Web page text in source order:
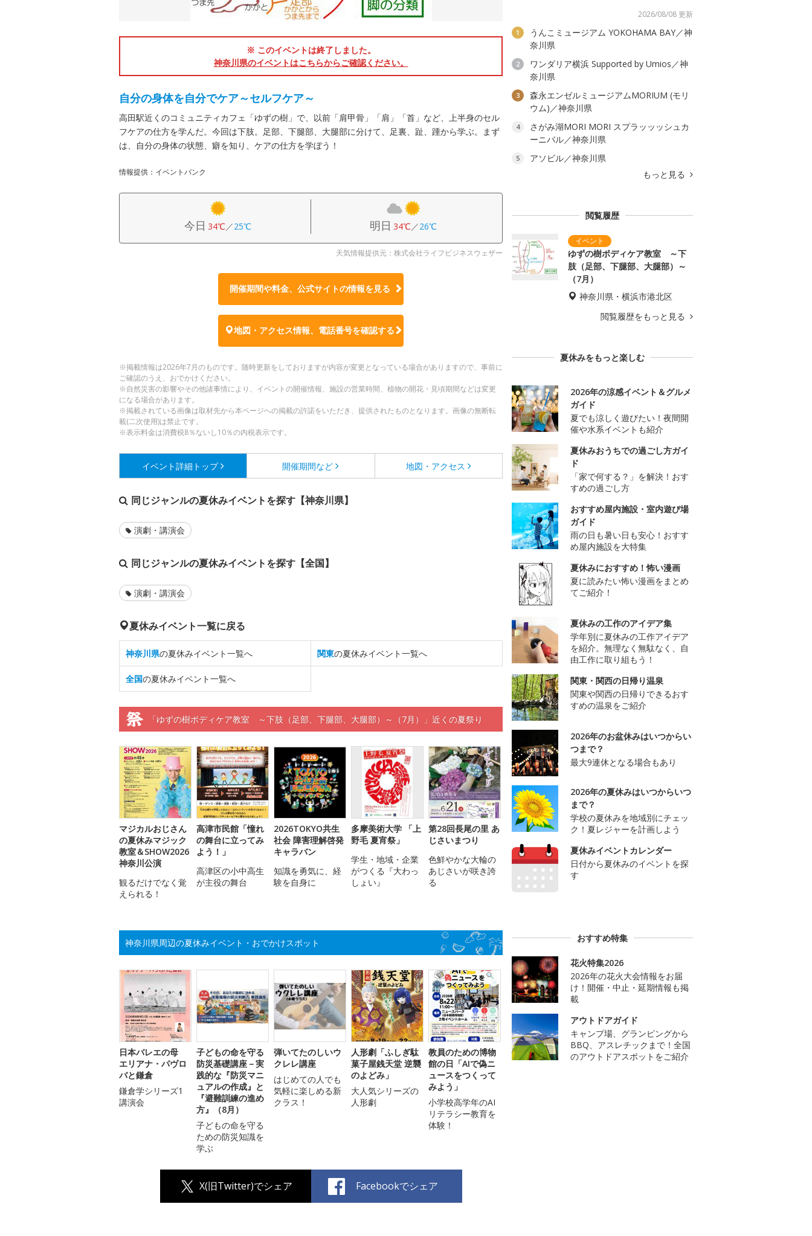
※ このイベントは終了しました。
神奈川県のイベントはこちらからご確認ください。
自分の身体を自分でケア～セルフケア～
高田駅近くのコミュニティカフェ「ゆずの樹」で、以前「肩甲骨」「肩」「首」など、上半身のセル
フケアの仕方を学んだ。今回は下肢。足部、下腿部、大腿部に分けて、足裏、趾、踵から学ぶ。まず
は、自分の身体の状態、癖を知り、ケアの仕方を学ぼう！
情報提供：イベントバンク
今日 34℃／25℃ 明日 34℃／26℃
天気情報提供元：株式会社ライフビジネスウェザー
開催期間や料金、公式サイトの情報を見る
地図・アクセス情報、電話番号を確認する
※掲載情報は2026年7月のものです。随時更新をしておりますが内容が変更となっている場合がありますので、事前に
ご確認のうえ、おでかけください。
※自然災害の影響やその他諸事情により、イベントの開催情報、施設の営業時間、植物の開花・見頃期間などは変更
になる場合があります。
※掲載されている画像は取材先から本ページへの掲載の許諾をいただき、提供されたものとなります。画像の無断転
載(二次使用)は禁止です。
※表示料金は消費税8％ないし10％の内税表示です。
イベント詳細 トップ 開催期間など 地図・アクセス
同じジャンルの夏休みイベントを探す【神奈川県】
演劇・講演会
同じジャンルの夏休みイベントを探す【全国】
演劇・講演会
夏休みイベント一覧に戻る
神奈川県の夏休みイベント一覧へ 関東の夏休みイベント一覧へ
全国の夏休みイベント一覧へ
「ゆずの樹ボディケア教室 ～下肢（足部、下腿部、大腿部）～（7月）」近くの夏祭り
マジカルおじさん
の夏休みマジック
教室＆SHOW2026
神奈川公演
観るだけでなく覚
えられる！
高津市民館「憧れ
の舞台に立ってみ
よう！」
高津区の小中高生
が主役の舞台
2026TOKYO共生
社会 障害理解啓発
キャラバン
知識を勇気に、経
験を自身に
多摩美術大学 「上
野毛 夏宵祭」
学生・地域・企業
がつくる『大わっ
しょい』
第28回長尾の里 あ
じさいまつり
色鮮やかな大輪の
あじさいが咲き誇
る
神奈川県周辺の夏休みイベント・おでかけスポット
日本バレエの母
エリアナ・パヴロ
バと鎌倉
鎌倉学シリーズ1
講演会
子どもの命を守る
防災基礎講座－実
践的な『防災マニ
ュアルの作成』と
『避難訓練の進め
方』（8月）
子どもの命を守る
ための防災知識を
学ぶ
弾いてたのしいウ
クレレ講座
はじめての人でも
気軽に楽しめる新
クラス！
人形劇「ふしぎ駄
菓子屋銭天堂 逆襲
のよどみ」
大人気シリーズの
人形劇
教員のための博物
館の日「AIで偽ニ
ュースをつくって
みよう」
小学校高学年のAI
リテラシー教育を
体験！
X(旧Twitter)でシェア Facebookでシェア
2026/08/08 更新
1
うんこミュージアム YOKOHAMA BAY／神
奈川県
2
ワンダリア横浜 Supported by Umios／神
奈川県
3
森永エンゼルミュージアムMORIUM (モリ
ウム)／神奈川県
4
さがみ湖MORI MORI スプラッッッシュカ
ーニバル／神奈川県
5
アソビル／神奈川県
もっと見る
閲覧履歴
ゆずの樹ボディケア教室 ～下
肢（足部、下腿部、大腿部）～
（7月）
神奈川県・横浜市港北区
閲覧履歴をもっと見る
夏休みをもっと楽しむ
2026年の涼感イベント＆グルメ
ガイド
夏でも涼しく遊びたい！夜間開
催や水系イベントも紹介
夏休みおうちでの過ごし方ガイ
ド
「家で何する？」を解決！おす
すめの過ごし方
おすすめ屋内施設・室内遊び場
ガイド
雨の日も暑い日も安心！おすす
め屋内施設を大特集
夏休みにおすすめ！怖い漫画
夏に読みたい怖い漫画をまとめ
てご紹介！
夏休みの工作のアイデア集
学年別に夏休みの工作アイデア
を紹介。無理なく無駄なく、自
由工作に取り組もう！
関東・関西の日帰り温泉
関東や関西の日帰りできるおす
すめの温泉をご紹介
2026年のお盆休みはいつからい
つまで？
最大9連休となる場合もあり
2026年の夏休みはいつからいつ
まで？
学校の夏休みを地域別にチェッ
ク！夏レジャーを計画しよう
夏休みイベントカレンダー
日付から夏休みのイベントを探
す
おすすめ特集
花火特集2026
2026年の花火大会情報をお届
け！開催・中止・延期情報も掲
載
アウトドアガイド
キャンプ場、グランピングから
BBQ、アスレチックまで！全国
のアウトドアスポットをご紹介